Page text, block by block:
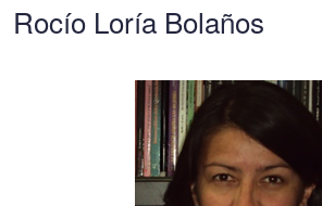
Rocío Loría Bolaños